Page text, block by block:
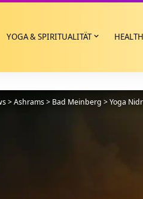
YOGA & SPIRITUALITÄT
>Ashrams> Bad Meinberg >Yoga